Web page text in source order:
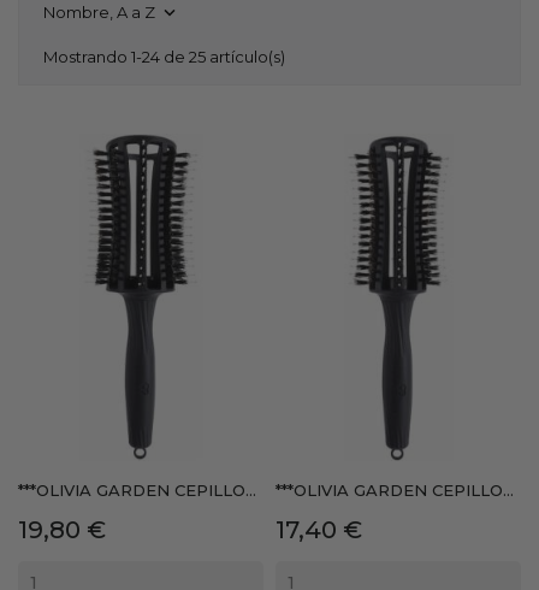
Nombre, A a Z 
Mostrando 1-24 de 25 artículo(s)
***OLIVIA GARDEN CEPILLO...
Precio
19,80 €
***OLIVIA GARDEN CEPILLO...
Precio
17,40 €